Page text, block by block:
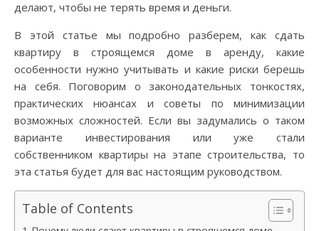
делают, чтобы не терять время и деньги.
В этой статье мы подробно разберем, как сдать
квартиру в строящемся доме в аренду, какие
особенности нужно учитывать и какие риски берешь
на себя. Поговорим о законодательных тонкостях,
практических нюансах и советы по минимизации
возможных сложностей. Если вы задумались о таком
варианте инвестирования или уже стали
собственником квартиры на этапе строительства, то
эта статья будет для вас настоящим руководством.
Table of Contents